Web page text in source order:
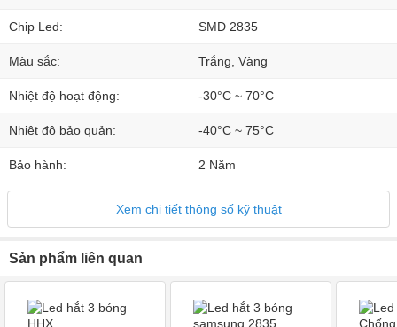
Chip Led: SMD 2835
Màu sắc: Trắng, Vàng
Nhiệt độ hoạt động: -30°C ~ 70°C
Nhiệt độ bảo quản: -40°C ~ 75°C
Bảo hành: 2 Năm
Xem chi tiết thông số kỹ thuật
Sản phẩm liên quan